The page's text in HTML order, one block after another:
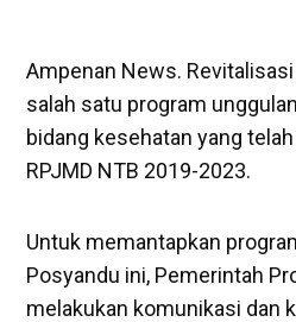
Ampenan News.
salah satu program
bidang kesehatan yang
RPJMD NTB 2019-2023.
Untuk memantapkan
Posyandu ini, Pemerintah
melakukan komunikasi dan